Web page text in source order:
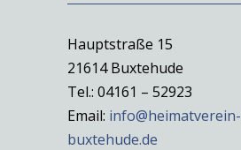
Hauptstraße 15
21614 Buxtehude
Tel.: 04161 – 52923
Email: info@heimatverein-
buxtehude.de